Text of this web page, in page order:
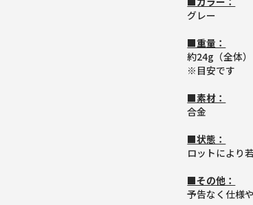
グレー
■重量：
約24g（全体）
※目安です
■素材：
合金
■状態：
ロットにより
■その他：
予告なく仕様